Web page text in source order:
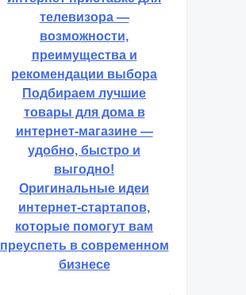
телевизора —
возможности,
преимущества и
рекомендации выбора
Подбираем лучшие
товары для дома в
интернет-магазине —
удобно, быстро и
выгодно!
Оригинальные идеи
интернет-стартапов,
которые помогут вам
преуспеть в современном
бизнесе